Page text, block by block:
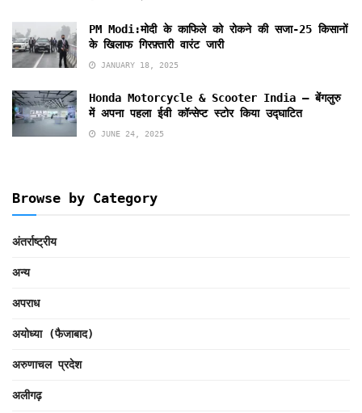
PM Modi:मोदी के काफिले को रोकने की सजा-25 किसानों
के खिलाफ गिरफ़्तारी वारंट जारी
JANUARY 18, 2025
Honda Motorcycle & Scooter India – बेंगलुरु
में अपना पहला ईवी कॉन्सेप्ट स्टोर किया उद्घाटित
JUNE 24, 2025
Browse by Category
अंतर्राष्ट्रीय
अन्य
अपराध
अयोध्या (फैजाबाद)
अरुणाचल प्रदेश
अलीगढ़